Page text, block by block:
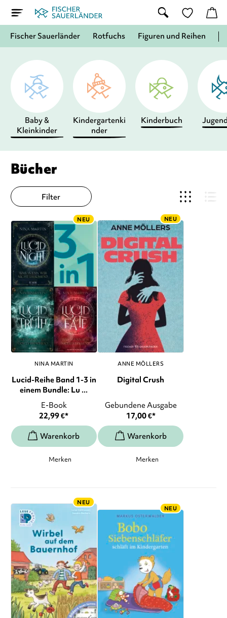
Fischer Sauerländer Rotfuchs Figuren und Reihen
Bücher
Baby &
Kleinkinder
Kindergartenki
nder
Kinderbuch
Filter
NEU
NINA MARTIN
Lucid-Reihe Band 1-3 in
einem Bundle: Lu ...
E-Book
22,99€*
Merken
NEU
ANNE MÖLLERS
Digital Crush
Gebundene Ausgabe
17,00€*
Merken
NEU
NEU